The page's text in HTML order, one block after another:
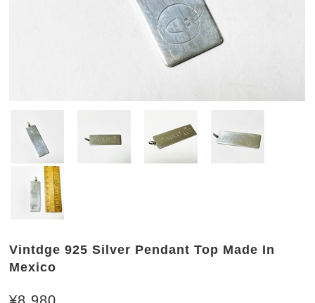
Vintdge 925 Silver Pendant Top Made In
Mexico